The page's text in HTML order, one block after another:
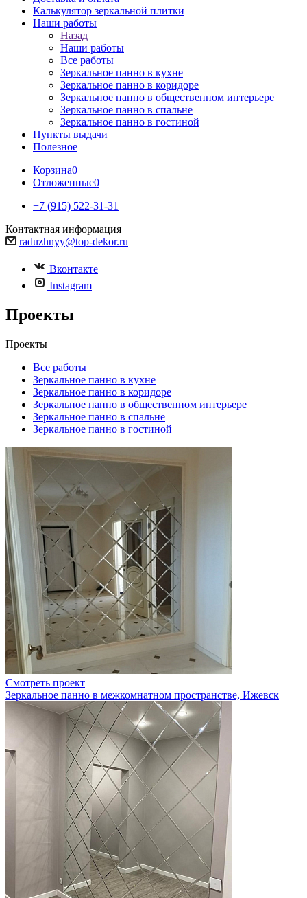
Калькулятор зеркальной плитки
Наши работы
Назад
Наши работы
Все работы
Зеркальное панно в кухне
Зеркальное панно в коридоре
Зеркальное панно в общественном интерьере
Зеркальное панно в спальне
Зеркальное панно в гостиной
Пункты выдачи
Полезное
Корзина0
Отложенные0
+7 (915) 522-31-31
Контактная информация
raduzhnyy@top-dekor.ru
Вконтакте
Instagram
Проекты
Проекты
Все работы
Зеркальное панно в кухне
Зеркальное панно в коридоре
Зеркальное панно в общественном интерьере
Зеркальное панно в спальне
Зеркальное панно в гостиной
Смотреть проект
Зеркальное панно в межкомнатном пространстве, Ижевск